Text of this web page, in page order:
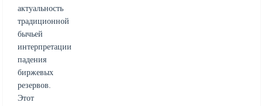
актуальность
традиционной
бычьей
интерпретации
падения
биржевых
резервов.
Этот